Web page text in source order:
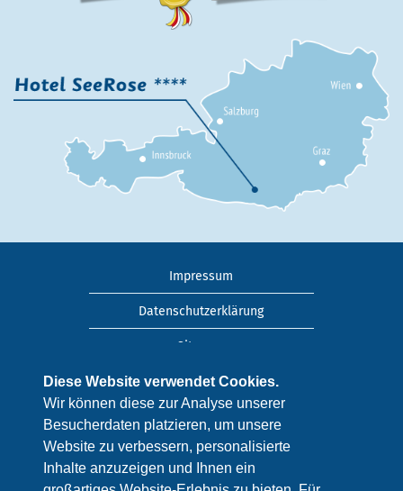
Diese Website verwendet Cookies.
Wir können diese zur Analyse unserer
Besucherdaten platzieren, um unsere
Website zu verbessern, personalisierte
Inhalte anzuzeigen und Ihnen ein
Impressum
Datenschutzerklärung
Sitemap
Anreise
Newsletter
Prospekt